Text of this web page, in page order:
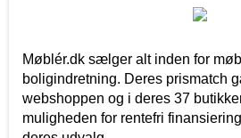
Møblér.dk sælger alt inden for
boligindretning. Deres prismatch
webshoppen og i deres 37
muligheden for rentefri